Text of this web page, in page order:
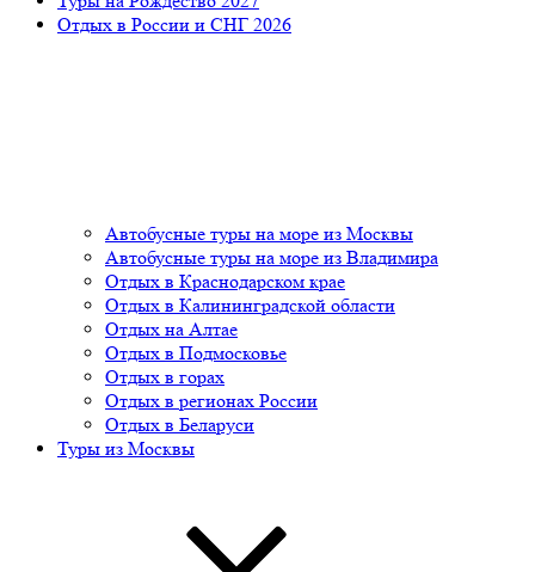
Отдых в России и СНГ 2026
Автобусные туры на море из Москвы
Автобусные туры на море из Владимира
Отдых в Краснодарском крае
Отдых в Калининградской области
Отдых на Алтае
Отдых в Подмосковье
Отдых в горах
Отдых в регионах России
Отдых в Беларуси
Туры из Москвы